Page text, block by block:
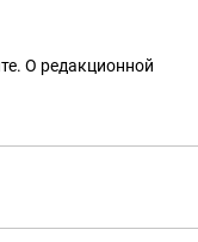
О редакционной